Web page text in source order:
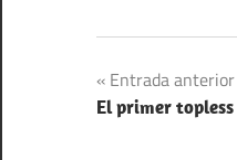
Prehistoria
Navegación
de
Entrada anterior
El primer